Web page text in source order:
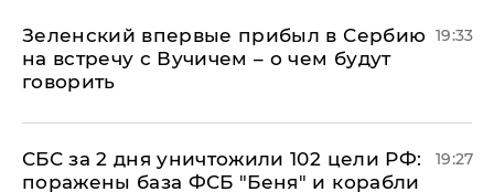
Зеленский впервые прибыл в Сербию
на встречу с Вучичем – о чем будут
говорить
19:33
СБС за 2 дня уничтожили 102 цели РФ:
поражены база ФСБ "Беня" и корабли
19:27